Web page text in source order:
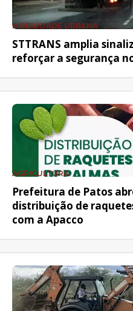
MOBILIDADE URBANA
STTRANS amplia
reforçar a segurança
AGRICULTURA
Prefeitura de Patos
distribuição de
com a Apacco